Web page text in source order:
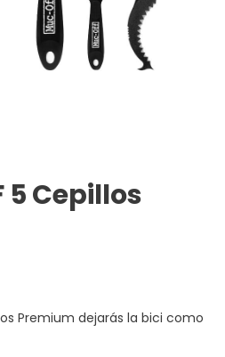
5 Cepillos
Premium dejarás la bici como